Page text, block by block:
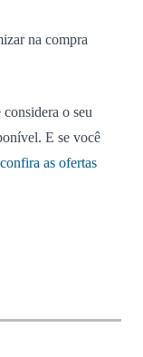
na compra
o seu
E se você
confira as ofertas